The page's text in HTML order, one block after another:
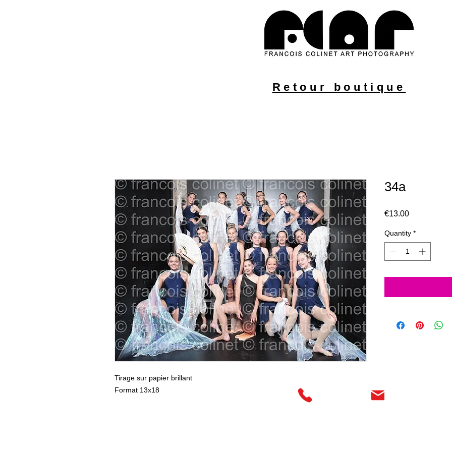
Retour boutique
Tirage sur papier brillant
Format 13x18
34a
€13.00Price
Quantity *